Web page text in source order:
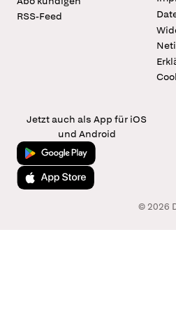
RSS-Feed
Jetzt auch als App für iOS
und Android
Jetzt bei Google Play
Laden im App Store
© 2026